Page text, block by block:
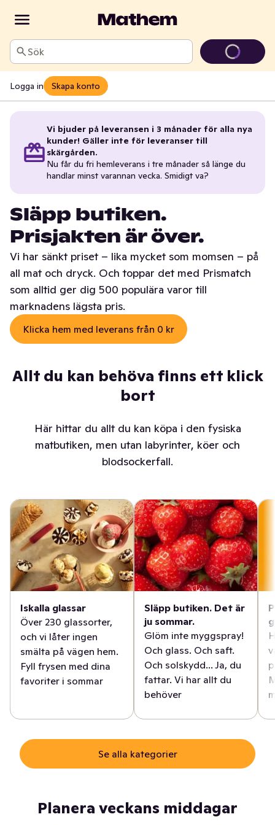
Sök
Logga in Skapa konto
Vi bjuder på leveransen i 3 månader för alla nya
kunder! Gäller inte för leveranser till
skärgården.
Nu får du fri hemleverans i tre månader så länge du
handlar minst varannan vecka. Smidigt va?
Släpp butiken.
Prisjakten är över.
Vi har sänkt priset – lika mycket som momsen – på
all mat och dryck. Och toppar det med Prismatch
som alltid ger dig 500 populära varor till
marknadens lägsta pris.
Klicka hem med leverans från 0 kr
Allt du kan behöva finns ett klick
bort
Här hittar du allt du kan köpa i den fysiska
matbutiken, men utan labyrinter, köer och
blodsockerfall.
Iskalla glassar
Över 230 glassorter,
och vi låter ingen
smälta på vägen hem.
Fyll frysen med dina
favoriter i sommar
Släpp butiken. Det är
ju sommar.
Glöm inte myggspray!
Och glass. Och saft.
Och solskydd... Ja, du
fattar. Vi har allt du
behöver
Se alla kategorier
Planera veckans middagar